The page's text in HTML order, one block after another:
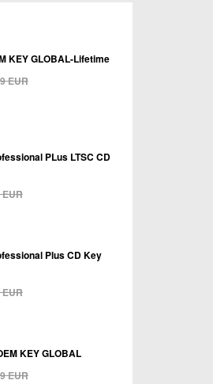
KEY GLOBAL-Lifetime
EUR
PLus LTSC CD
EUR
Plus CD Key
EUR
KEY GLOBAL
EUR